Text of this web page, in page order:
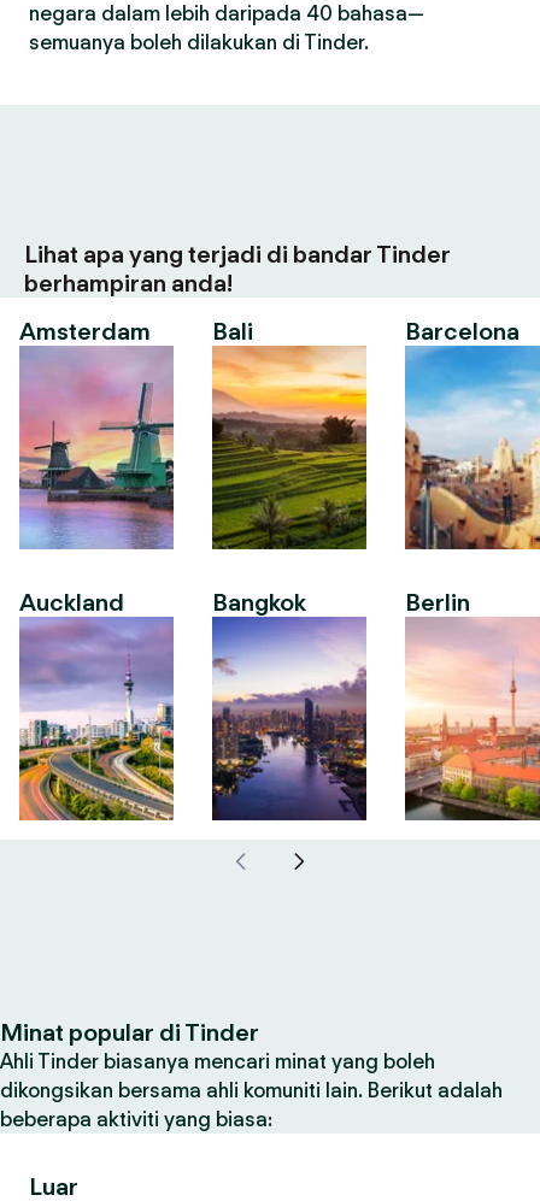
negara dalam lebih daripada 40 bahasa—
semuanya boleh dilakukan di Tinder.
Lihat apa yang terjadi di bandar Tinder
berhampiran anda!
Amsterdam
Auckland
Bali
Bangkok
Barcelona
Berlin
Minat popular di Tinder
Ahli Tinder biasanya mencari minat yang boleh
dikongsikan bersama ahli komuniti lain. Berikut adalah
beberapa aktiviti yang biasa:
Luar